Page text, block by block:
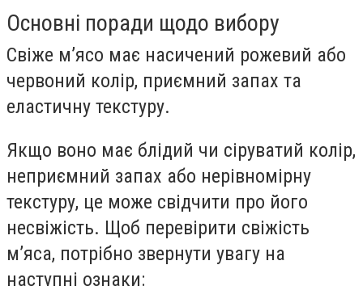
Основні поради щодо вибору
Свіже м’ясо має насичений рожевий або
червоний колір, приємний запах та
еластичну текстуру.
Якщо воно має блідий чи сіруватий колір,
неприємний запах або нерівномірну
текстуру, це може свідчити про його
несвіжість. Щоб перевірити свіжість
м’яса, потрібно звернути увагу на
наступні ознаки: